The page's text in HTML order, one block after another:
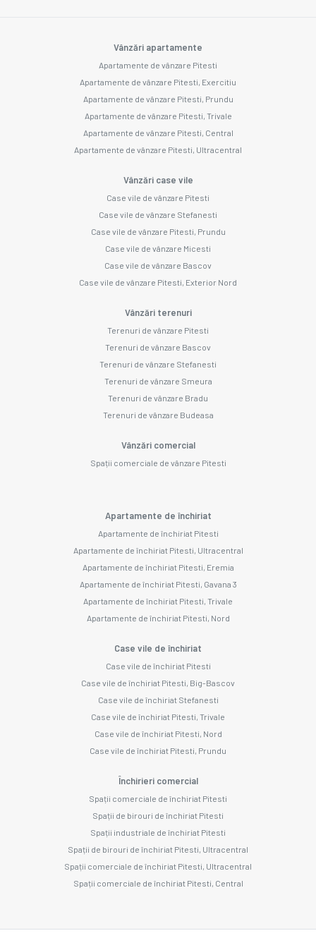
Vânzări apartamente
Apartamente de vânzare Pitesti
Apartamente de vânzare Pitesti, Exercitiu
Apartamente de vânzare Pitesti, Prundu
Apartamente de vânzare Pitesti, Trivale
Apartamente de vânzare Pitesti, Central
Apartamente de vânzare Pitesti, Ultracentral
Vânzări case vile
Case vile de vânzare Pitesti
Case vile de vânzare Stefanesti
Case vile de vânzare Pitesti, Prundu
Case vile de vânzare Micesti
Case vile de vânzare Bascov
Case vile de vânzare Pitesti, Exterior Nord
Vânzări terenuri
Terenuri de vânzare Pitesti
Terenuri de vânzare Bascov
Terenuri de vânzare Stefanesti
Terenuri de vânzare Smeura
Terenuri de vânzare Bradu
Terenuri de vânzare Budeasa
Vânzări comercial
Spații comerciale de vânzare Pitesti
Apartamente de închiriat
Apartamente de închiriat Pitesti
Apartamente de închiriat Pitesti, Ultracentral
Apartamente de închiriat Pitesti, Eremia
Apartamente de închiriat Pitesti, Gavana 3
Apartamente de închiriat Pitesti, Trivale
Apartamente de închiriat Pitesti, Nord
Case vile de închiriat
Case vile de închiriat Pitesti
Case vile de închiriat Pitesti, Big-Bascov
Case vile de închiriat Stefanesti
Case vile de închiriat Pitesti, Trivale
Case vile de închiriat Pitesti, Nord
Case vile de închiriat Pitesti, Prundu
Închirieri comercial
Spații comerciale de închiriat Pitesti
Spații de birouri de închiriat Pitesti
Spații industriale de închiriat Pitesti
Spații de birouri de închiriat Pitesti, Ultracentral
Spații comerciale de închiriat Pitesti, Ultracentral
Spații comerciale de închiriat Pitesti, Central